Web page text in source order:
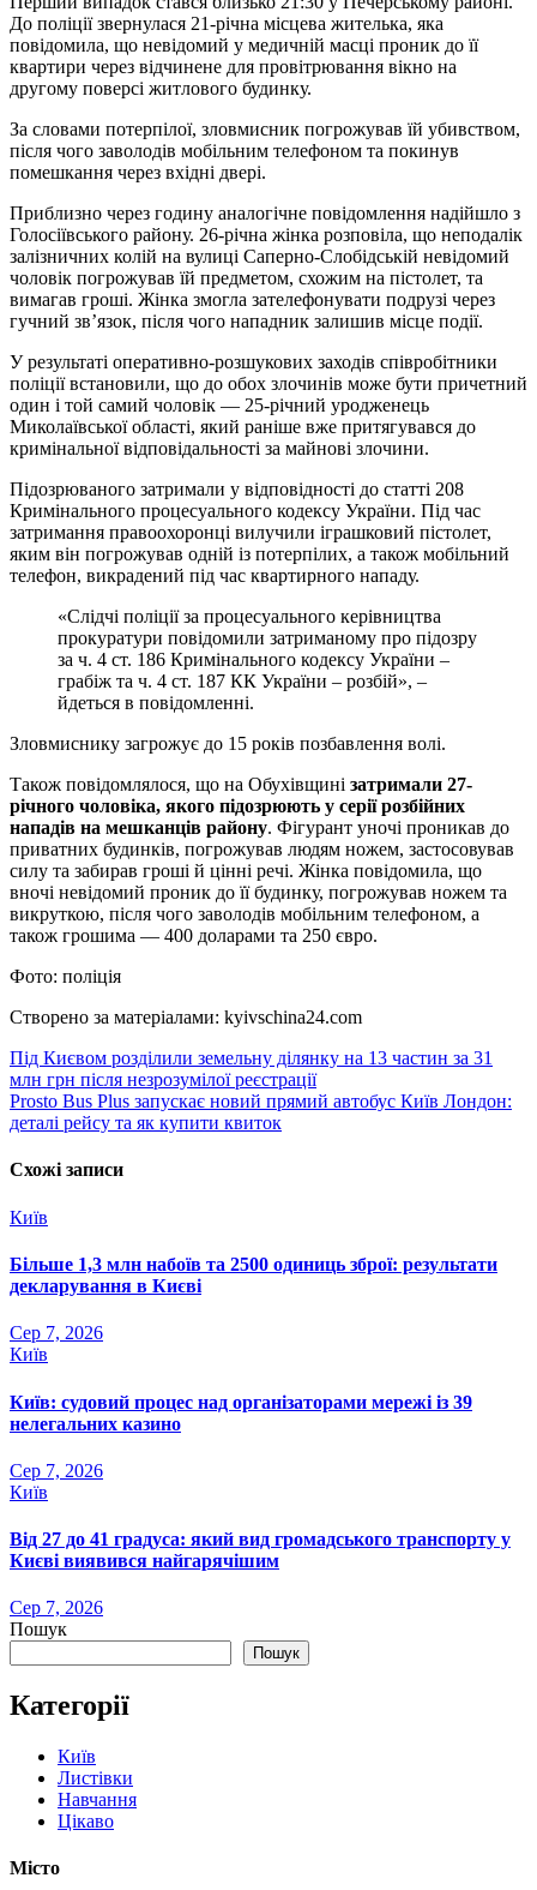
До поліції звернулася 21-річна місцева жителька, яка
повідомила, що невідомий у медичній масці проник до її
квартири через відчинене для провітрювання вікно на
другому поверсі житлового будинку.
За словами потерпілої, зловмисник погрожував їй убивством,
після чого заволодів мобільним телефоном та покинув
помешкання через вхідні двері.
Приблизно через годину аналогічне повідомлення надійшло з
Голосіївського району. 26-річна жінка розповіла, що неподалік
залізничних колій на вулиці Саперно-Слобідській невідомий
чоловік погрожував їй предметом, схожим на пістолет, та
вимагав гроші. Жінка змогла зателефонувати подрузі через
гучний зв’язок, після чого нападник залишив місце події.
У результаті оперативно-розшукових заходів співробітники
поліції встановили, що до обох злочинів може бути причетний
один і той самий чоловік — 25-річний уродженець
Миколаївської області, який раніше вже притягувався до
кримінальної відповідальності за майнові злочини.
Підозрюваного затримали у відповідності до статті 208
Кримінального процесуального кодексу України. Під час
затримання правоохоронці вилучили іграшковий пістолет,
яким він погрожував одній із потерпілих, а також мобільний
телефон, викрадений під час квартирного нападу.
«Слідчі поліції за процесуального керівництва
прокуратури повідомили затриманому про підозру
за ч. 4 ст. 186 Кримінального кодексу України –
грабіж та ч. 4 ст. 187 КК України – розбій», –
йдеться в повідомленні.
Зловмиснику загрожує до 15 років позбавлення волі.
Також повідомлялося, що на Обухівщині затримали 27-
річного чоловіка, якого підозрюють у серії розбійних
нападів на мешканців району. Фігурант уночі проникав до
приватних будинків, погрожував людям ножем, застосовував
силу та забирав гроші й цінні речі. Жінка повідомила, що
вночі невідомий проник до її будинку, погрожував ножем та
викруткою, після чого заволодів мобільним телефоном, а
також грошима — 400 доларами та 250 євро.
Фото: поліція
Створено за матеріалами: kyivschina24.com
Навігація
записів
Під Києвом розділили земельну ділянку на 13 частин за 31
млн грн після незрозумілої реєстрації
Prosto Bus Plus запускає новий прямий автобус Київ Лондон:
деталі рейсу та як купити квиток
Схожі записи
Київ
Більше 1,3 млн набоїв та 2500 одиниць зброї: результати
декларування в Києві
Сер 7, 2026
Київ
Київ: судовий процес над організаторами мережі із 39
нелегальних казино
Сер 7, 2026
Київ
Від 27 до 41 градуса: який вид громадського транспорту у
Києві виявився найгарячішим
Сер 7, 2026
Пошук
Пошук
Категорії
Київ
Листівки
Навчання
Цікаво
Місто